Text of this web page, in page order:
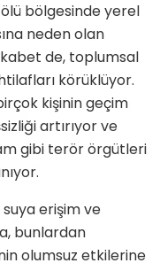
bölgesinde yerel
neden olan
de, toplumsal
körüklüyor.
kişinin geçim
artırıyor ve
gibi terör örgütleri
suya erişim ve
bunlardan
olumsuz etkilerine